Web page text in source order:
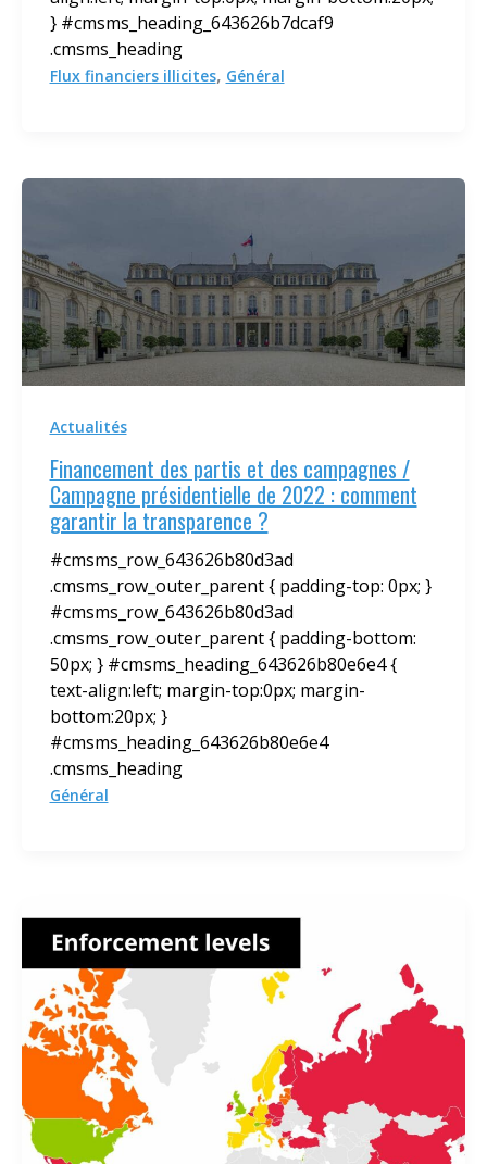
} #cmsms_heading_643626b7dcaf9
.cmsms_heading
Flux financiers illicites, Général
Actualités
Financement des partis et des campagnes /
Campagne présidentielle de 2022 : comment
garantir la transparence ?
#cmsms_row_643626b80d3ad
.cmsms_row_outer_parent { padding-top: 0px; }
#cmsms_row_643626b80d3ad
.cmsms_row_outer_parent { padding-bottom:
50px; } #cmsms_heading_643626b80e6e4 {
text-align:left; margin-top:0px; margin-
bottom:20px; }
#cmsms_heading_643626b80e6e4
.cmsms_heading
Général